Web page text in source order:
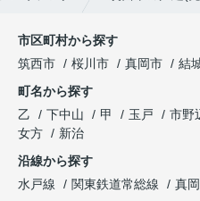
市区町村から探す
筑西市
桜川市 真岡市 結
町名から探す
乙
下中山 甲 玉戸 市野
女方
新治
沿線から探す
水戸線
関東鉄道常総線 真